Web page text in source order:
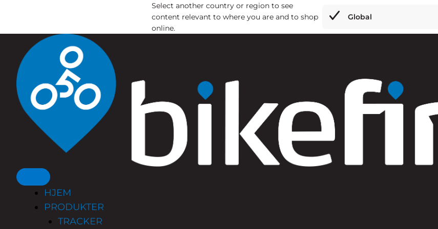
Select another country or region to see
content relevant to where you are and to shop
online.
Global
innholdet
Primary
MenuHJEM
PRODUKTER
TRACKER